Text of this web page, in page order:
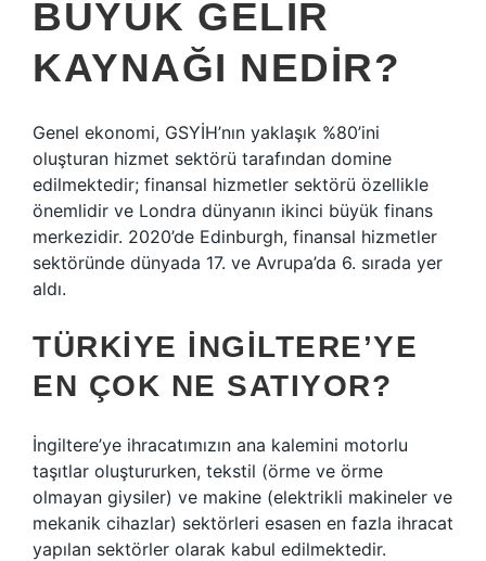
BÜYÜK GELIR
KAYNAĞI NEDIR?
Genel ekonomi, GSYİH’nın yaklaşık %80’ini
oluşturan hizmet sektörü tarafından domine
edilmektedir; finansal hizmetler sektörü özellikle
önemlidir ve Londra dünyanın ikinci büyük finans
merkezidir. 2020’de Edinburgh, finansal hizmetler
sektöründe dünyada 17. ve Avrupa’da 6. sırada yer
aldı.
TÜRKIYE İNGILTERE’YE
EN ÇOK NE SATIYOR?
İngiltere’ye ihracatımızın ana kalemini motorlu
taşıtlar oluştururken, tekstil (örme ve örme
olmayan giysiler) ve makine (elektrikli makineler ve
mekanik cihazlar) sektörleri esasen en fazla ihracat
yapılan sektörler olarak kabul edilmektedir.